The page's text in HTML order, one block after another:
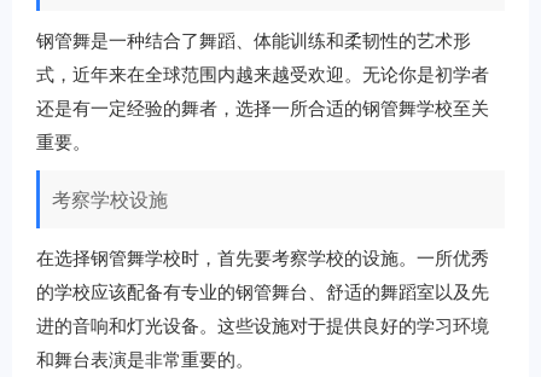
钢管舞是一种结合了舞蹈、体能训练和柔韧性的艺术形
式，近年来在全球范围内越来越受欢迎。无论你是初学者
还是有一定经验的舞者，选择一所合适的钢管舞学校至关
重要。
考察学校设施
在选择钢管舞学校时，首先要考察学校的设施。一所优秀
的学校应该配备有专业的钢管舞台、舒适的舞蹈室以及先
进的音响和灯光设备。这些设施对于提供良好的学习环境
和舞台表演是非常重要的。